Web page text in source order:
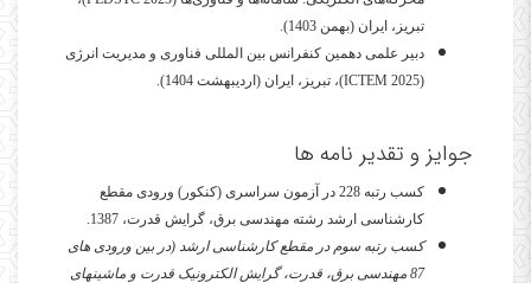
تبریز، ایران (بهمن 1403).
دبیر علمی دهمین کنفرانس بین المللی فناوری و مدیریت انرژی
(
ICTEM 2025)، تبریز، ایران (اردیبهشت 1404).
جوایز و تقدیر نامه ها
کسب رتبه 228 در آزمون سراسری (کنکور) ورودی مقطع
کارشناسی ارشد رشته مهندسی برق، گرایش قدرت، 1387.
کسب رتبه سوم در مقطع کارشناسی ارشد (در بین ورودی های
87 مهندسی برق، قدرت، گرایش الکترونیک قدرت و ماشینهای